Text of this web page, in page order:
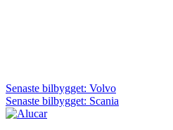
Inläggsnavigering
Senaste bilbygget: Volvo
Senaste bilbygget: Scania